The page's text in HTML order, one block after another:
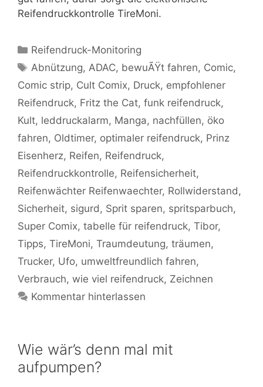
Reifendruckkontrolle TireMoni.
Kategorien
Reifendruck-Monitoring
Schlagwörter
Abnützung,ADAC, bewuÃŸt fahren, Comic,
Comic strip, Cult Comix, Druck, empfohlener
Reifendruck, Fritz the Cat, funk reifendruck,
Kult, leddruckalarm, Manga, nachfüllen, öko
fahren, Oldtimer, optimaler reifendruck, Prinz
Eisenherz, Reifen, Reifendruck,
Reifendruckkontrolle, Reifensicherheit,
Reifenwächter Reifenwaechter, Rollwiderstand,
Sicherheit, sigurd, Sprit sparen, spritsparbuch,
Super Comix, tabelle für reifendruck, Tibor,
Tipps, TireMoni, Traumdeutung, träumen,
Trucker, Ufo, umweltfreundlich fahren,
Verbrauch, wie viel reifendruck, Zeichnen
Kommentar hinterlassen
Wie wär’s denn mal mit
aufpumpen?